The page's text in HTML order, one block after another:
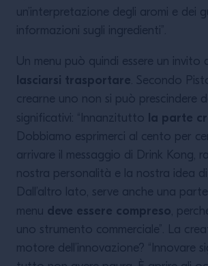
un’interpretazione degli aromi e dei
informazioni sugli ingredienti”.
Un menu può quindi essere un invito
lasciarsi trasportare. Secondo
crearne uno non si può prescindere
significativi: “Innanzitutto la parte
Dobbiamo esprimerci al cento per
arrivare il messaggio di Drink Kong,
nostra personalità e la nostra idea di
Dall’altro lato, serve anche una
menu deve essere compreso,
uno strumento commerciale”. La
motore dell’innovazione? “Innovare